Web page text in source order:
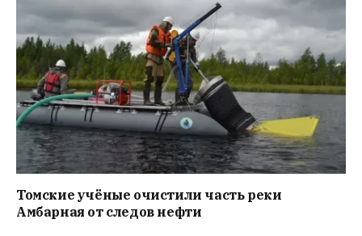
Томские учёные очистили часть реки
Амбарная от следов нефти